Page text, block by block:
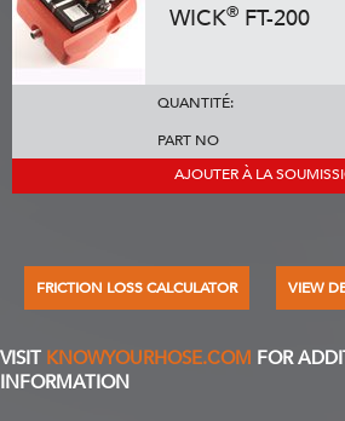
WICK® FT-200
QUANTITÉ:
PART NO
AJOUTER À LA
FRICTION LOSS CALCULATOR VIEW
VISIT KNOWYOURHOSE.COM FOR
INFORMATION